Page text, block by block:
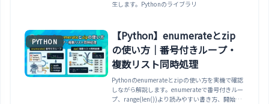
生します。Pythonのライブラリ
PYTHON
【Python】enumerateとzip
の使い方｜番号付きループ・
複数リスト同時処理
Pythonのenumerateとzipの使い方を実機で確認
しながら解説します。enumerateで番号付きルー
プ、range(len())より読みやすい書き方、開始番